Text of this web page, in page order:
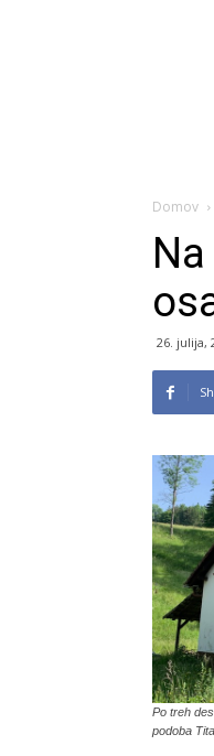
Domov
26. julija,
Po treh
podoba Tita.